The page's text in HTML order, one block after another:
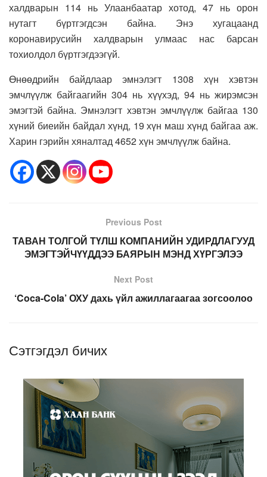
халдварын 114 нь Улаанбаатар хотод, 47 нь орон
нутагт бүртгэгдсэн байна. Энэ хугацаанд
коронавирусийн халдварын улмаас нас барсан
тохиолдол бүртгэгдээгүй.
Өнөөдрийн байдлаар эмнэлэгт 1308 хүн хэвтэн
эмчлүүлж байгаагийн 304 нь хүүхэд, 94 нь жирэмсэн
эмэгтэй байна. Эмнэлэгт хэвтэн эмчлүүлж байгаа 130
хүний биеийн байдал хүнд, 19 хүн маш хүнд байгаа аж.
Харин гэрийн хяналтад 4652 хүн эмчлүүлж байна.
Previous Post
ТАВАН ТОЛГОЙ ТҮЛШ КОМПАНИЙН УДИРДЛАГУУД
ЭМЭГТЭЙЧҮҮДДЭЭ БАЯРЫН МЭНД ХҮРГЭЛЭЭ
Next Post
‘Coca-Cola’ ОХУ дахь үйл ажиллагаагаа зогсоолоо
Сэтгэгдэл бичих